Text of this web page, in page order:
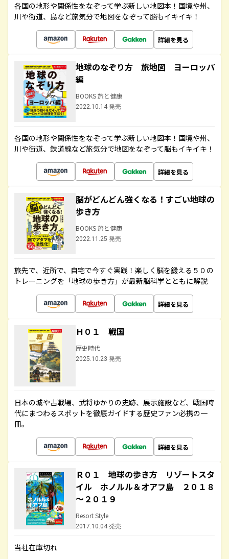
各国の地形や関係性をなぞって学ぶ新しい地図本！国境や州、
川や街道、島など旅気分で地図をなぞって脳もイキイキ！
詳細を見る
地球のなぞり方 旅地図 ヨーロッパ
編
BOOKS 旅と健康
2022.10.14 発売
各国の地形や関係性をなぞって学ぶ新しい地図本！国境や州、
川や街道、鉄道線など旅気分で地図をなぞって脳もイキイキ！
詳細を見る
脳がどんどん強くなる！すごい地球の
歩き方
BOOKS 旅と健康
2022.11.25 発売
旅先で、近所で、自宅で今すぐ実践！楽しく脳を鍛える５０の
トレーニングを「地球の歩き方」が最新脳科学とともに解説
詳細を見る
Ｈ０１ 戦国
歴史時代
2025.10.23 発売
日本の城や古戦場、武将ゆかりの史跡、展示施設など、戦国時
代にまつわるスポットを徹底ガイドする歴史ファン必携の一
冊。
詳細を見る
Ｒ０１ 地球の歩き方 リゾートスタ
イル ホノルル＆オアフ島 ２０１８
～２０１９
Resort Style
2017.10.04 発売
当社在庫切れ